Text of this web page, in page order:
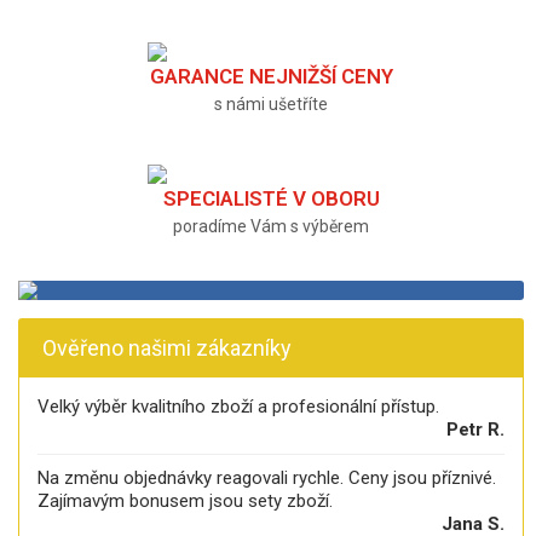
GARANCE NEJNIŽŠÍ CENY
s námi ušetříte
SPECIALISTÉ V OBORU
poradíme Vám s výběrem
Ověřeno našimi zákazníky
Velký výběr kvalitního zboží a profesionální přístup.
Petr R.
Na změnu objednávky reagovali rychle. Ceny jsou příznivé.
Zajímavým bonusem jsou sety zboží.
Jana S.